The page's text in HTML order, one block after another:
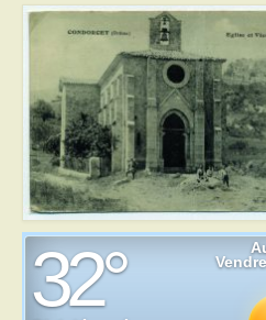
Contact
Heures d’ouverture
Démarches administratives
CONSEILLER NUMERIQUE
Infos utiles
Salle polyvalente
Service des eaux